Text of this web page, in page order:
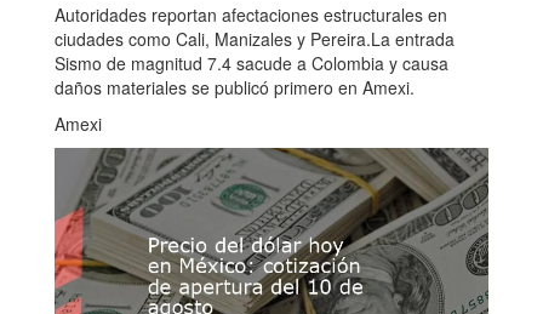
Autoridades reportan afectaciones estructurales en
ciudades como Cali, Manizales y Pereira.La entrada
Sismo de magnitud 7.4 sacude a Colombia y causa
daños materiales se publicó primero en Amexi.
Amexi